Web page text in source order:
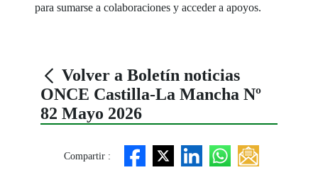
para sumarse a colaboraciones y acceder a apoyos.
Volver a Boletín noticias
ONCE Castilla-La Mancha Nº
82 Mayo 2026
Compartir :